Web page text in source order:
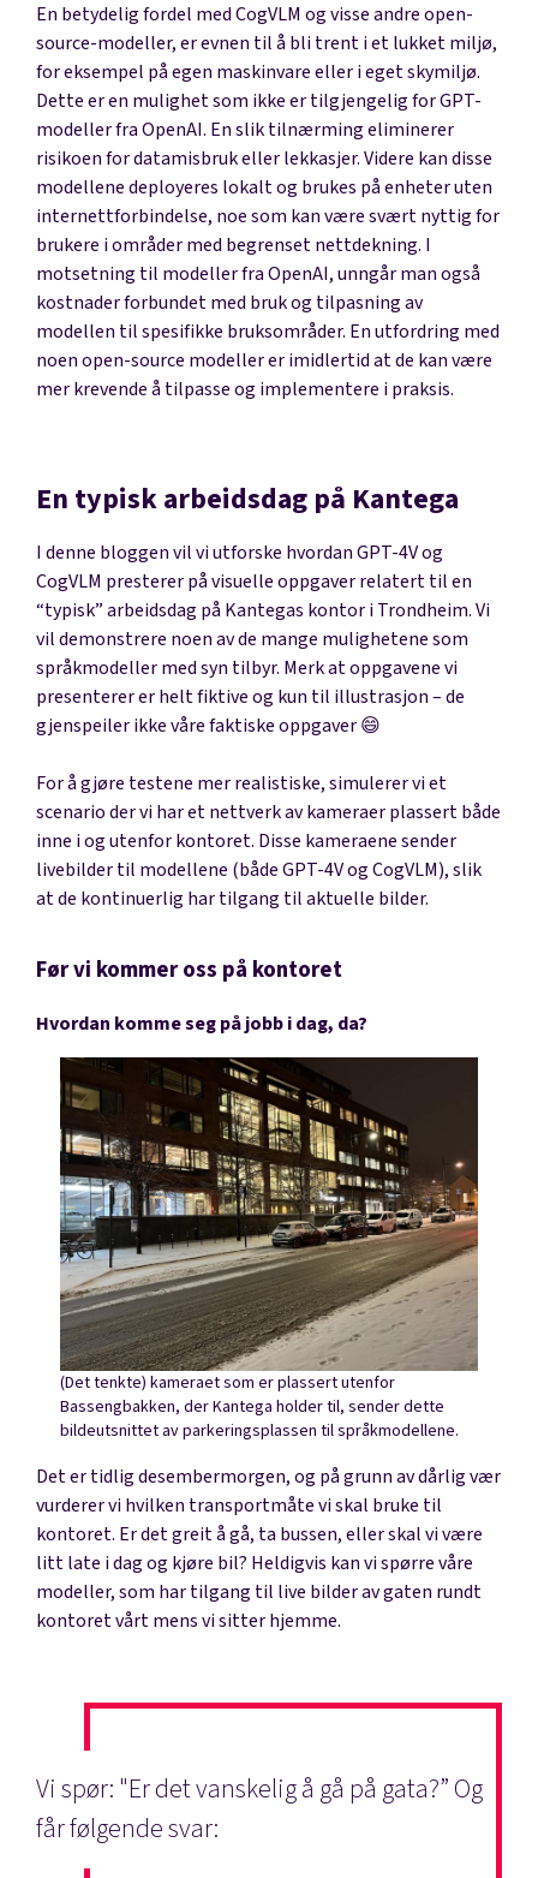
En betydelig fordel med CogVLM og visse andre open-
source-modeller, er evnen til å bli trent i et lukket miljø,
for eksempel på egen maskinvare eller i eget skymiljø.
Dette er en mulighet som ikke er tilgjengelig for GPT-
modeller fra OpenAI. En slik tilnærming eliminerer
risikoen for datamisbruk eller lekkasjer. Videre kan disse
modellene deployeres lokalt og brukes på enheter uten
internettforbindelse, noe som kan være svært nyttig for
brukere i områder med begrenset nettdekning. I
motsetning til modeller fra OpenAI, unngår man også
kostnader forbundet med bruk og tilpasning av
modellen til spesifikke bruksområder. En utfordring med
noen open-source modeller er imidlertid at de kan være
mer krevende å tilpasse og implementere i praksis.
En typisk arbeidsdag på Kantega
I denne bloggen vil vi utforske hvordan GPT-4V og
CogVLM presterer på visuelle oppgaver relatert til en
“typisk” arbeidsdag på Kantegas kontor i Trondheim. Vi
vil demonstrere noen av de mange mulighetene som
språkmodeller med syn tilbyr. Merk at oppgavene vi
presenterer er helt fiktive og kun til illustrasjon – de
gjenspeiler ikke våre faktiske oppgaver 😄
For å gjøre testene mer realistiske, simulerer vi et
scenario der vi har et nettverk av kameraer plassert både
inne i og utenfor kontoret. Disse kameraene sender
livebilder til modellene (både GPT-4V og CogVLM), slik
at de kontinuerlig har tilgang til aktuelle bilder.
Før vi kommer oss på kontoret
Hvordan komme seg på jobb i dag, da?
(Det tenkte) kameraet som er plassert utenfor
Bassengbakken, der Kantega holder til, sender dette
bildeutsnittet av parkeringsplassen til språkmodellene.
Det er tidlig desembermorgen, og på grunn av dårlig vær
vurderer vi hvilken transportmåte vi skal bruke til
kontoret. Er det greit å gå, ta bussen, eller skal vi være
litt late i dag og kjøre bil? Heldigvis kan vi spørre våre
modeller, som har tilgang til live bilder av gaten rundt
kontoret vårt mens vi sitter hjemme.
Vi spør: "Er det vanskelig å gå på gata?” Og
får følgende svar: